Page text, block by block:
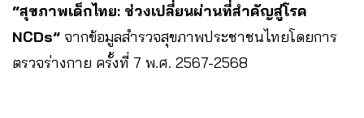
“สุขภาพเด็กไทย: ช่วงเปลี่ยนผ่านที่สำคัญสู่โรค
NCDs” จากข้อมูลสำรวจสุขภาพประชาชนไทยโดยการ
ตรวจร่างกาย ครั้งที่ 7 พ.ศ. 2567-2568